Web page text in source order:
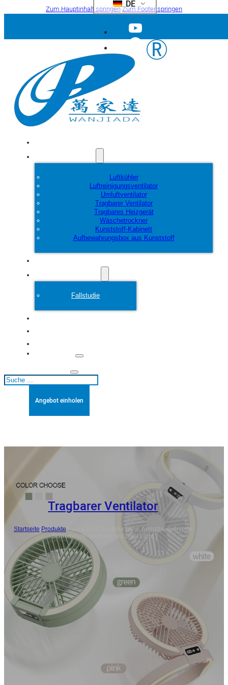
Zum Hauptinhalt springenZum Footer springen
DE
Luftkühler
Luftreinigungsventilator
Umluftventilator
Tragbarer Ventilator
Tragbares Heizgerät
Wäschetrockner
Kunststoff-Kabinett
Aufbewahrungsbox aus Kunststoff
Fallstudie
Suchen
Angebot einholen
Tragbarer Ventilator
Startseite Produkte/Fabrik Bulk Portable Fans, benutzerdefinierte
Schreibtisch-Ventilator mit Dual Light